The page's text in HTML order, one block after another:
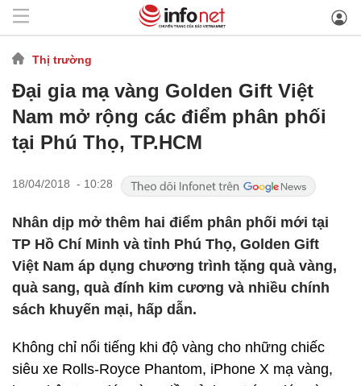
Thị trường
Đại gia mạ vàng Golden Gift Việt
Nam mở rộng các điểm phân phối
tại Phú Thọ, TP.HCM
18/04/2018 - 10:28
Nhân dịp mở thêm hai điểm phân phối mới tại
TP Hồ Chí Minh và tỉnh Phú Thọ, Golden Gift
Việt Nam áp dụng chương trình tặng quà vàng,
quà sang, quà đính kim cương và nhiều chính
sách khuyến mại, hấp dẫn.
Không chỉ nổi tiếng khi độ vàng cho những chiếc
siêu xe Rolls-Royce Phantom, iPhone X mạ vàng,